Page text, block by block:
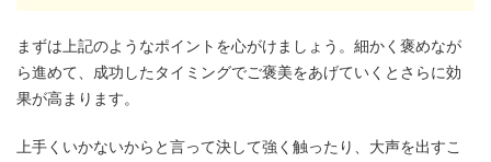
まずは上記のようなポイントを心がけましょう。細かく褒めなが
ら進めて、成功したタイミングでご褒美をあげていくとさらに効
果が高まります。
上手くいかないからと言って決して強く触ったり、大声を出すこ